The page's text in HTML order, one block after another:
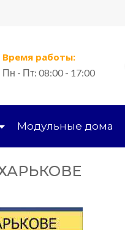
Время работы:
Пн - Пт: 08:00 - 17:00
Модульные дома